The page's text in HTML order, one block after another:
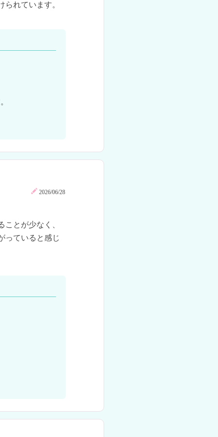
れています。
2026/06/28
とが少なく、
っていると感じ